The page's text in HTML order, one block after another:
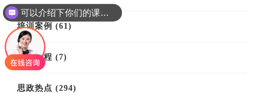
培训案例 (61)
培训课程 (7)
思政热点 (294)
可以介绍下你们的课程吗？